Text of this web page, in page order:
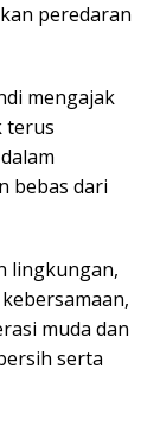
peredaran
mengajak
terus
bebas dari
lingkungan,
muda dan
serta